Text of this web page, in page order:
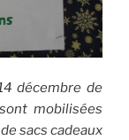
décembre de
mobilisées
sacs cadeaux